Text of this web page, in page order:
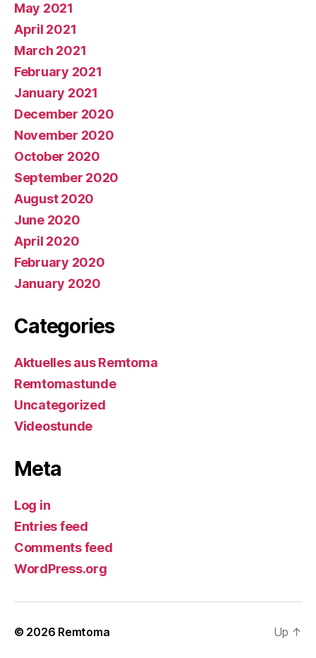
May 2021
April 2021
March 2021
February 2021
January 2021
December 2020
November 2020
October 2020
September 2020
August 2020
June 2020
April 2020
February 2020
January 2020
Categories
Aktuelles aus Remtoma
Remtomastunde
Uncategorized
Videostunde
Meta
Log in
Entries feed
Comments feed
WordPress.org
© 2026 Remtoma Up ↑